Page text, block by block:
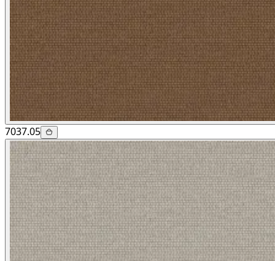
7037.05